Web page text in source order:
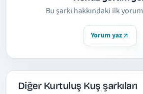
Bu şarkı hakkındaki ilk
Yorum yaz
Diğer Kurtuluş Kuş şarkıları